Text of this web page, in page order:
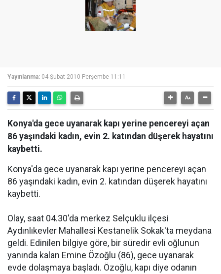
Yayınlanma: 04 Şubat 2010 Perşembe 11:11
Konya'da gece uyanarak kapı yerine pencereyi açan
86 yaşındaki kadın, evin 2. katından düşerek hayatını
kaybetti.
Konya'da gece uyanarak kapı yerine pencereyi açan
86 yaşındaki kadın, evin 2. katından düşerek hayatını
kaybetti.
Olay, saat 04.30'da merkez Selçuklu ilçesi
Aydınlıkevler Mahallesi Kestanelik Sokak'ta meydana
geldi. Edinilen bilgiye göre, bir süredir evli oğlunun
yanında kalan Emine Özoğlu (86), gece uyanarak
evde dolaşmaya başladı. Özoğlu, kapı diye odanın